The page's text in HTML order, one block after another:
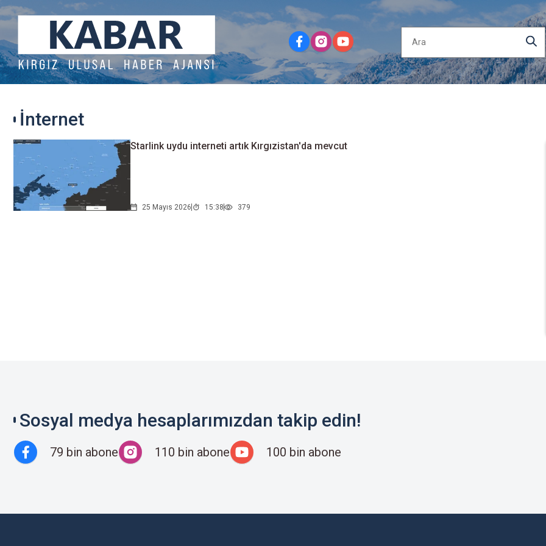
İnternet
Starlink uydu interneti artık Kırgızistan'da mevcut
25 Mayıs 2026 15:38 379
Sosyal medya hesaplarımızdan takip edin!
79 bin abone 110 bin abone 100 bin abone